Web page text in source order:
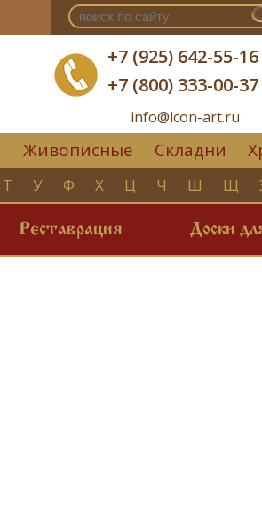
+7 (925) 642-55-16
+7 (800) 333-00-37
info@icon-art.ru
Живописные Складни
Т У Ф Х Ц Ч Ш Щ
Реставрация Доски